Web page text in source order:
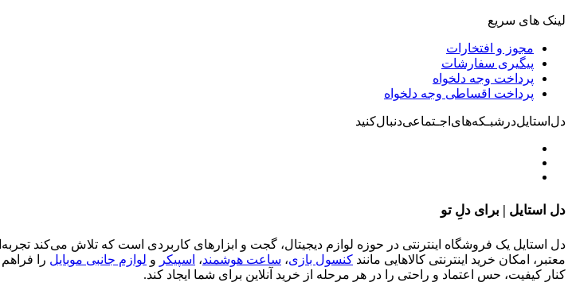
لینک های سریع
مجوز و افتخارات
پیگیری سفارشات
پرداخت وجه دلخواه
پرداخت اقساطی وجه دلخواه
دل‌استایل‌در‌‌شبـکه‌های‌اجـتماعی‌دنبال‌کنید
دل استایل | برای دلِ تو
دل استایل یک فروشگاه اینترنتی در حوزه لوازم دیجیتال، گجت و ابزارهای کاربردی است که تلاش می‌کند
معتبر، امکان خرید اینترنتی کالاهایی مانند کنسول بازی، ساعت هوشمند، اسپیکر و لوازم جانبی موبایل را
کنار کیفیت، حس اعتماد و راحتی را در هر مرحله از خرید آنلاین برای شما ایجاد کند.